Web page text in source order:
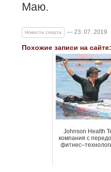
Маю.
Новости спорта — 23. 07. 2019
Похожие записи на сайте:
Johnson Health
компания с